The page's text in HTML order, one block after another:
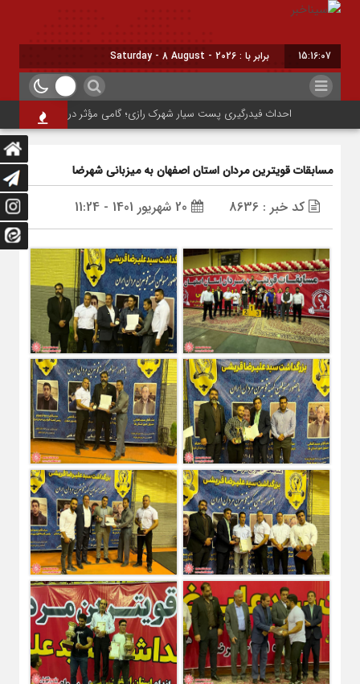
15:16:08 برابر با : Saturday - 8 August - 2026
احداث فیدرگیری پست سیار شهرک رازی؛ گامی مؤثر در پایداری شبکه برق
مسابقات قویترین مردان استان اصفهان به میزبانی شهرضا
کد خبر : 8636